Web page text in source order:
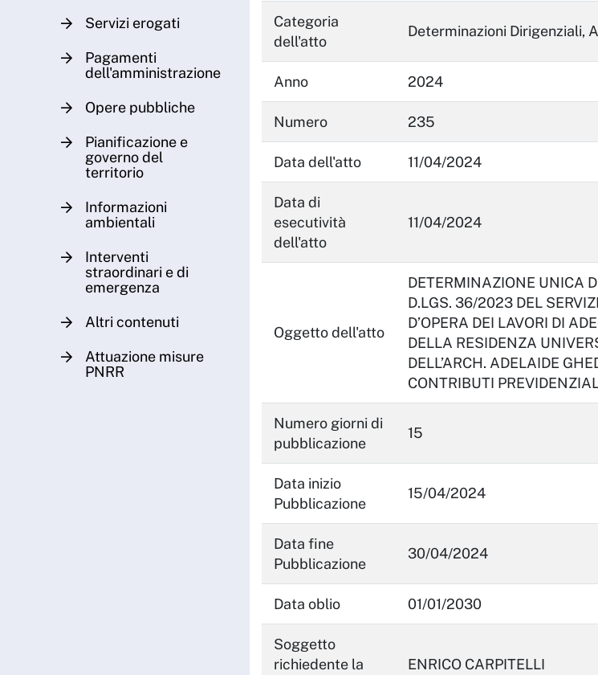
Servizi erogati
Pagamenti
dell'amministrazione
Opere pubbliche
Pianificazione e
governo del
territorio
Informazioni
ambientali
Interventi
straordinari e di
emergenza
Altri contenuti
Attuazione misure
PNRR
Categoria
dell'atto
Determinazioni Dirigenziali,
Anno 2024
Numero 235
Data dell'atto 11/04/2024
Data di
esecutività
dell'atto
11/04/2024
Oggetto dell'atto
DETERMINAZIONE UNICA
D.LGS. 36/2023 DEL
D’OPERA DEI LAVORI DI
DELLA RESIDENZA
DELL’ARCH. ADELAIDE
CONTRIBUTI
Numero giorni di
pubblicazione
15
Data inizio
Pubblicazione
15/04/2024
Data fine
Pubblicazione
30/04/2024
Data oblio 01/01/2030
Soggetto
richiedente la
ENRICO CARPITELLI